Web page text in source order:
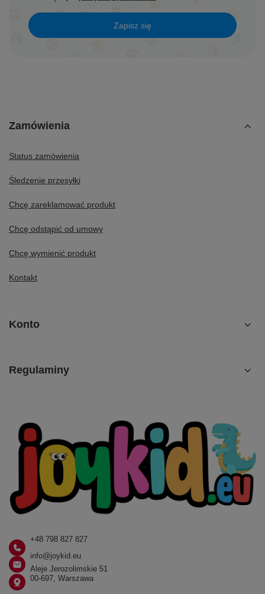
Zapisz się
Zamówienia
Status zamówienia
Śledzenie przesyłki
Chcę zareklamować produkt
Chcę odstąpić od umowy
Chcę wymienić produkt
Kontakt
Konto
Regulaminy
+48 798 827 827
info@joykid.eu
Aleje Jerozolimskie 51
00-697, Warszawa